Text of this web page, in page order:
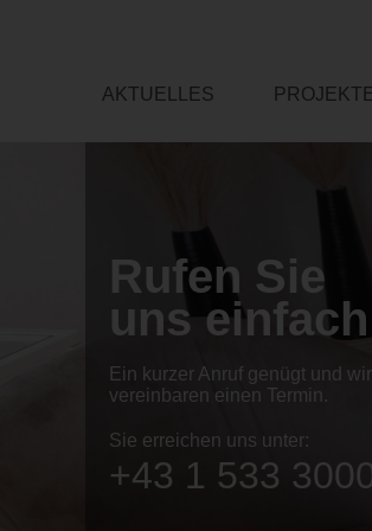
AKTUELLES
Rufen Sie
uns
Ein kurzer Anruf genügt und wir
vereinbaren einen Termin.
Sie erreichen uns unter:
+43 1 533